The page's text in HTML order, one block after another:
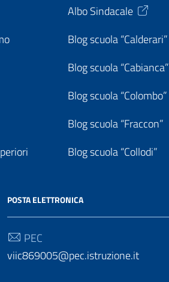
Albo Sindacale
Blog scuola “Calderari”
Blog scuola “Cabianca”
Blog scuola “Colombo”
Blog scuola “Fraccon”
Blog scuola “Collodi”
POSTA ELETTRONICA
PEC
viic869005@pec.istruzione.it